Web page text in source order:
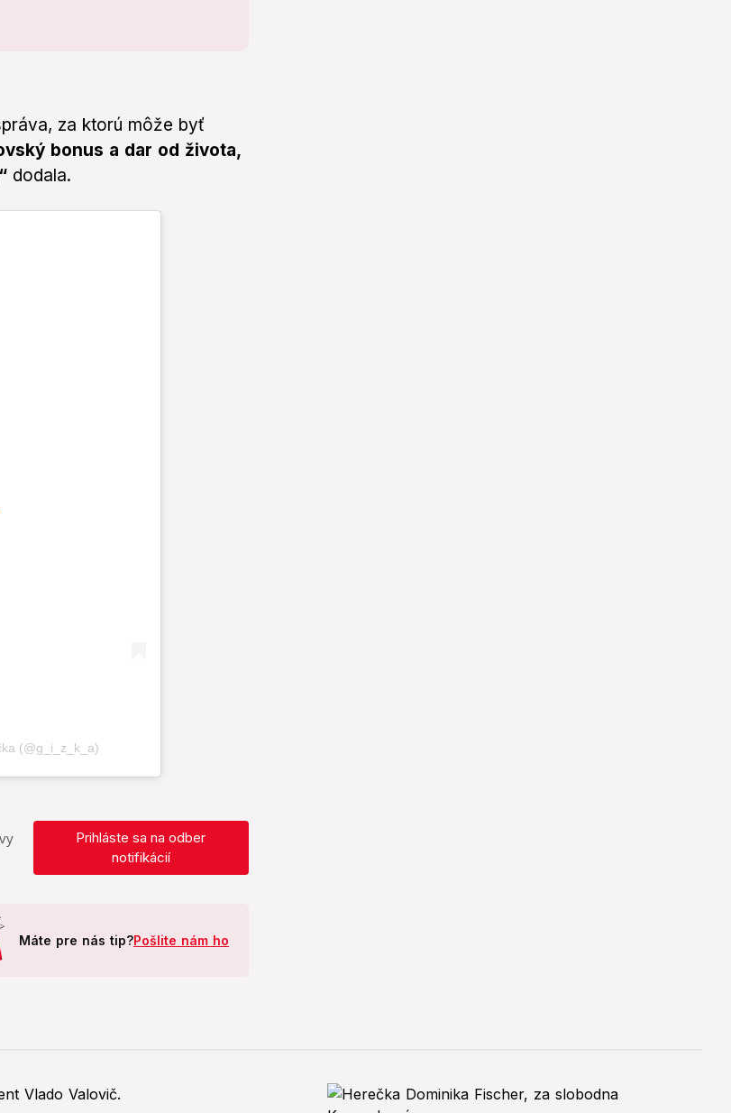
za ktorú môže byť
bonus a dar od života,
dodala.
Prihláste sa na odber
notifikácií
Máte pre nás tip?Pošlite nám ho